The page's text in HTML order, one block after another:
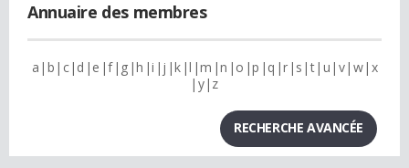
Annuaire des membres
a b c d e f g h i j k l m n o p q r s t u v w x
y z
RECHERCHE AVANCÉE